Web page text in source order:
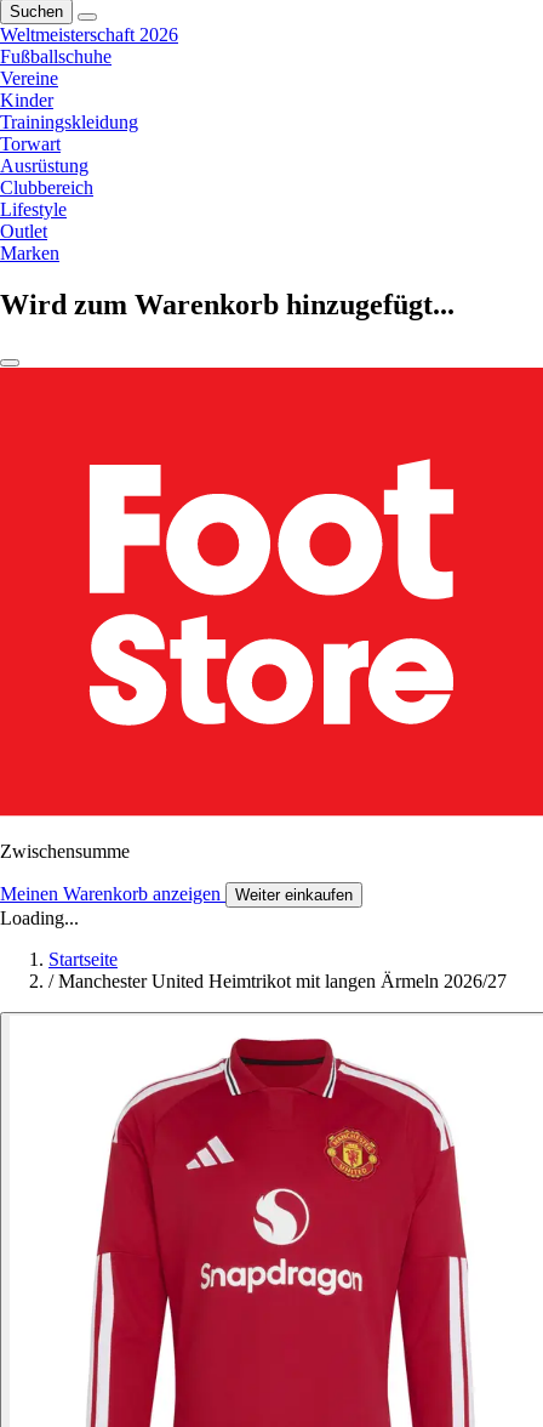
Suchen
Weltmeisterschaft 2026
Fußballschuhe
Vereine
Kinder
Trainingskleidung
Torwart
Ausrüstung
Clubbereich
Lifestyle
Outlet
Marken
Wird zum Warenkorb hinzugefügt...
Zwischensumme
Meinen Warenkorb anzeigen Weiter einkaufen
Loading...
Startseite
/ Manchester United Heimtrikot mit langen Ärmeln 2026/27